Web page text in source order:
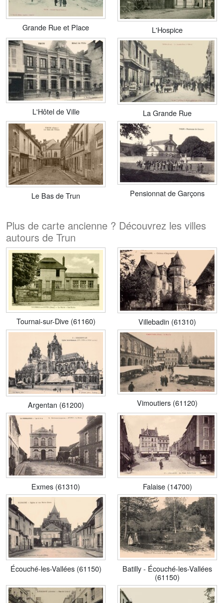
Grande Rue et Place L'Hospice
L'Hôtel de Ville La Grande Rue
Le Bas de Trun Pensionnat de Garçons
Plus de carte ancienne ? Découvrez les villes
autours de Trun
Tournai-sur-Dive (61160) Villebadin (61310)
Argentan (61200) Vimoutiers (61120)
Exmes (61310) Falaise (14700)
Écouché-les-Vallées (61150)
Batilly - Écouché-les-Vallées
(61150)